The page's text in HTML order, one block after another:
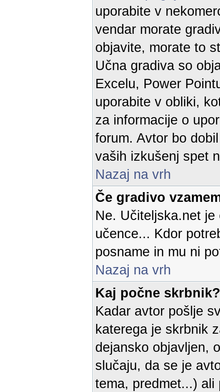
uporabite v
vendar morate
objavite, morate to
Učna gradiva so
Excelu, Power
uporabite v obliki,
za informacije o
forum. Avtor bo
vaših izkušenj spet
Nazaj na vrh
Če gradivo
Ne. Učiteljska.net
učence... Kdor
posname in mu ni
Nazaj na vrh
Kaj počne skrbnik?
Kadar avtor pošlje
katerega je skrbnik
dejansko objavljen,
slučaju, da se je
tema, predmet...)